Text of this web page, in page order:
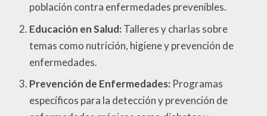
población contra enfermedades prevenibles.
Educación en Salud: Talleres y charlas sobre
temas como nutrición, higiene y prevención de
enfermedades.
Prevención de Enfermedades: Programas
específicos para la detección y prevención de